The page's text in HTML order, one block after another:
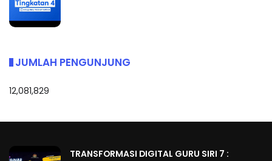
JUMLAH PENGUNJUNG
12,081,829
TRANSFORMASI DIGITAL GURU SIRI 7 :